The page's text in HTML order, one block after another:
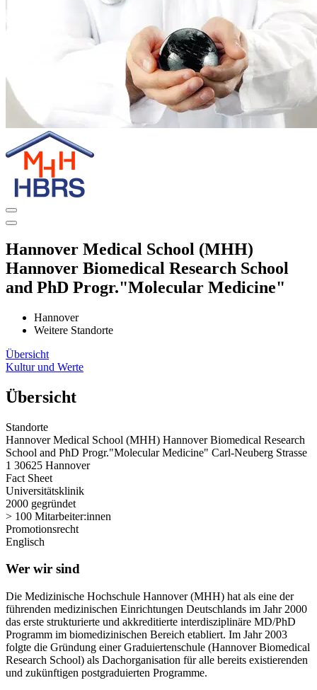
Hannover Medical School (MHH)
Hannover Biomedical Research School
and PhD Progr."Molecular Medicine"
Hannover
Weitere Standorte
Übersicht
Kultur und Werte
Übersicht
Standorte
Hannover Medical School (MHH) Hannover Biomedical Research
School and PhD Progr."Molecular Medicine" Carl-Neuberg Strasse
1 30625 Hannover
Fact Sheet
Universitätsklinik
2000 gegründet
> 100 Mitarbeiter:innen
Promotionsrecht
Englisch
Wer wir sind
Die Medizinische Hochschule Hannover (MHH) hat als eine der
führenden medizinischen Einrichtungen Deutschlands im Jahr 2000
das erste strukturierte und akkreditierte interdisziplinäre MD/PhD
Programm im biomedizinischen Bereich etabliert. Im Jahr 2003
folgte die Gründung einer Graduiertenschule (Hannover Biomedical
Research School) als Dachorganisation für alle bereits existierenden
und zukünftigen postgraduierten Programme.